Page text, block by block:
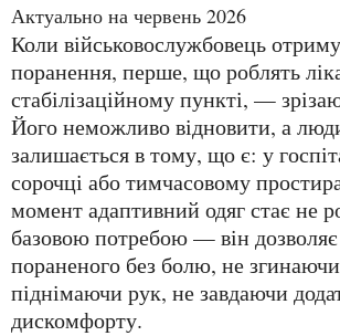
Актуально на червень 2026
Коли військовослужбовець отримує
поранення, перше, що роблять
стабілізаційному пункті, —
Його неможливо відновити, а
залишається в тому, що є: у
сорочці або тимчасовому
момент адаптивний одяг стає не
базовою потребою — він
пораненого без болю, не
піднімаючи рук, не завдаючи
дискомфорту.